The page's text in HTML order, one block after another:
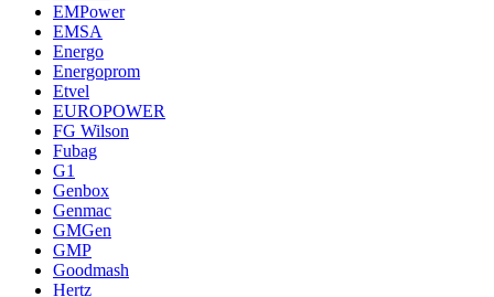
EMPower
EMSA
Energo
Energoprom
Etvel
EUROPOWER
FG Wilson
Fubag
G1
Genbox
Genmac
GMGen
GMP
Goodmash
Hertz